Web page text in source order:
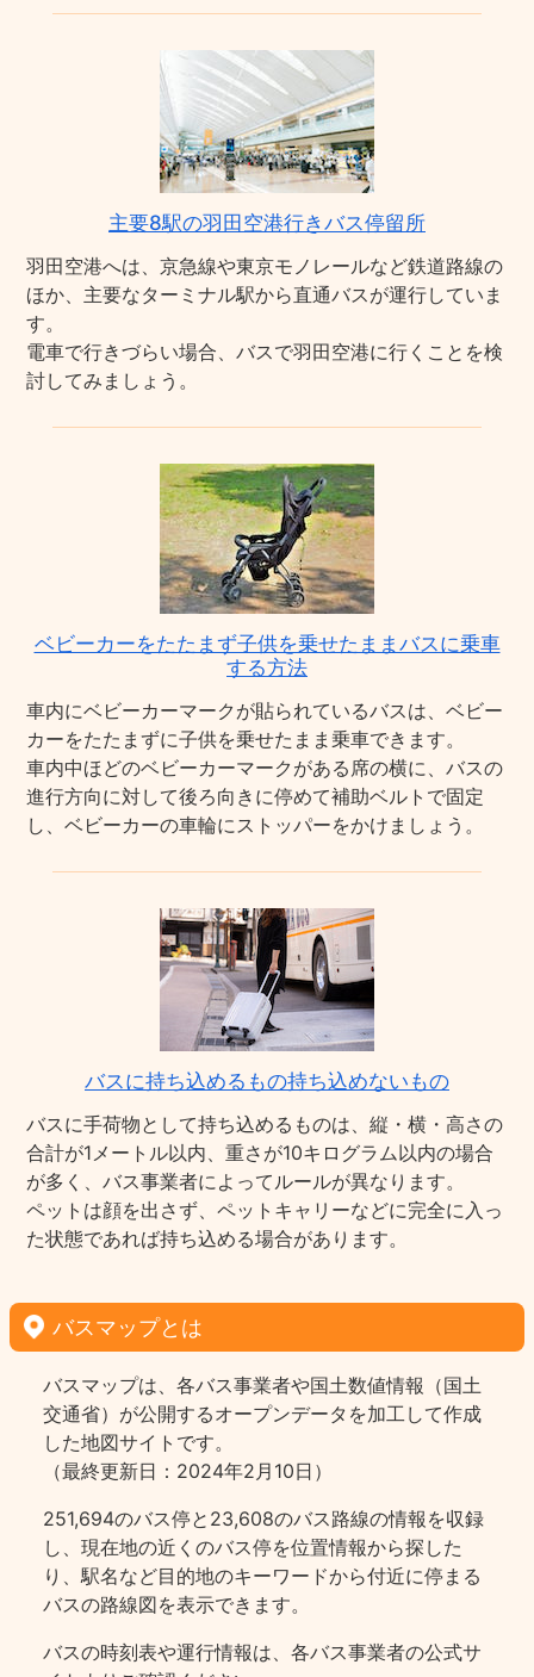
主要8駅の羽田空港行きバス停留所
羽田空港へは、京急線や東京モノレールなど鉄道路線の
ほか、主要なターミナル駅から直通バスが運行していま
す。
電車で行きづらい場合、バスで羽田空港に行くことを検
討してみましょう。
ベビーカーをたたまず子供を乗せたままバスに乗車
する方法
車内にベビーカーマークが貼られているバスは、ベビー
カーをたたまずに子供を乗せたまま乗車できます。
車内中ほどのベビーカーマークがある席の横に、バスの
進行方向に対して後ろ向きに停めて補助ベルトで固定
し、ベビーカーの車輪にストッパーをかけましょう。
バスに持ち込めるもの持ち込めないもの
バスに手荷物として持ち込めるものは、縦・横・高さの
合計が1メートル以内、重さが10キログラム以内の場合
が多く、バス事業者によってルールが異なります。
ペットは顔を出さず、ペットキャリーなどに完全に入っ
た状態であれば持ち込める場合があります。
バスマップとは
バスマップは、各バス事業者や国土数値情報（国土
交通省）が公開するオープンデータを加工して作成
した地図サイトです。
（最終更新日：2024年2月10日）
251,694のバス停と23,608のバス路線の情報を収録
し、現在地の近くのバス停を位置情報から探した
り、駅名など目的地のキーワードから付近に停まる
バスの路線図を表示できます。
バスの時刻表や運行情報は、各バス事業者の公式サ